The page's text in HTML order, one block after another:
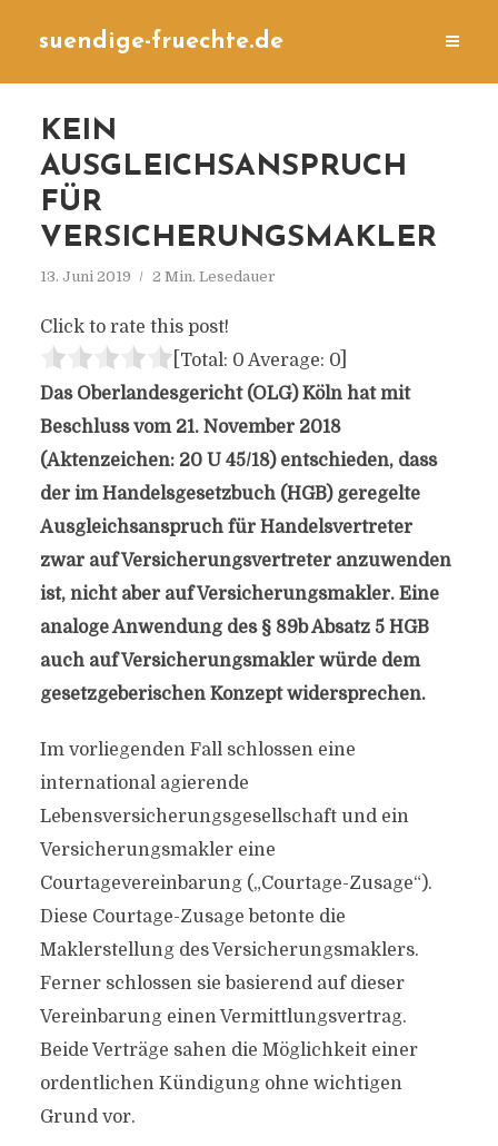
suendige-fruechte.de
KEIN
AUSGLEICHSANSPRUCH
FÜR
VERSICHERUNGSMAKLER
13. Juni 2019 2 Min. Lesedauer
Click to rate this post!
[Total: 0 Average: 0]
Das Oberlandesgericht (OLG) Köln hat mit
Beschluss vom 21. November 2018
(Aktenzeichen: 20 U 45/18) entschieden, dass
der im Handelsgesetzbuch (HGB) geregelte
Ausgleichsanspruch für Handelsvertreter
zwar auf Versicherungsvertreter anzuwenden
ist, nicht aber auf Versicherungsmakler. Eine
analoge Anwendung des § 89b Absatz 5 HGB
auch auf Versicherungsmakler würde dem
gesetzgeberischen Konzept widersprechen.
Im vorliegenden Fall schlossen eine
international agierende
Lebensversicherungsgesellschaft und ein
Versicherungsmakler eine
Courtagevereinbarung („Courtage-Zusage“).
Diese Courtage-Zusage betonte die
Maklerstellung des Versicherungsmaklers.
Ferner schlossen sie basierend auf dieser
Vereinbarung einen Vermittlungsvertrag.
Beide Verträge sahen die Möglichkeit einer
ordentlichen Kündigung ohne wichtigen
Grund vor.